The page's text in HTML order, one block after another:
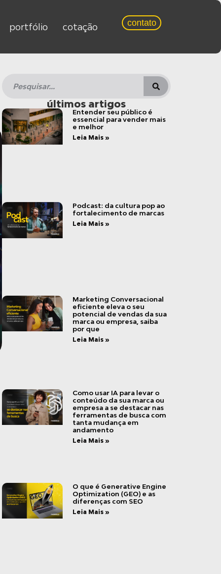
portfólio cotação contato
últimos artigos
Entender seu público é
essencial para vender mais
e melhor
Leia Mais »
Podcast: da cultura pop ao
fortalecimento de marcas
Leia Mais »
Marketing Conversacional
eficiente eleva o seu
potencial de vendas da sua
marca ou empresa, saiba
por que
Leia Mais »
Como usar IA para levar o
conteúdo da sua marca ou
empresa a se destacar nas
ferramentas de busca com
tanta mudança em
andamento
Leia Mais »
O que é Generative Engine
Optimization (GEO) e as
diferenças com SEO
Leia Mais »